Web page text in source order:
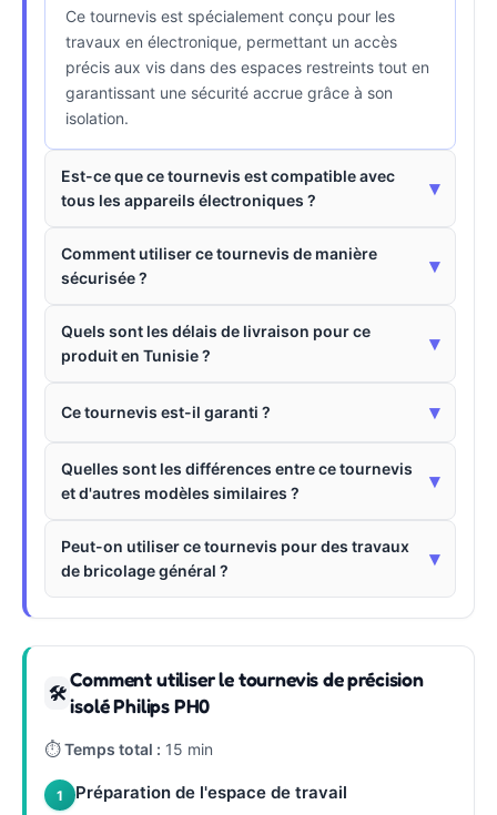
Ce tournevis est spécialement conçu pour les
travaux en électronique, permettant un accès
précis aux vis dans des espaces restreints tout en
garantissant une sécurité accrue grâce à son
isolation.
Est-ce que ce tournevis est compatible avec
tous les appareils électroniques ?
▾
Comment utiliser ce tournevis de manière
sécurisée ?
▾
Quels sont les délais de livraison pour ce
produit en Tunisie ?
▾
Ce tournevis est-il garanti ? ▾
Quelles sont les différences entre ce tournevis
et d'autres modèles similaires ?
▾
Peut-on utiliser ce tournevis pour des travaux
de bricolage général ?
▾
🛠
Comment utiliser le tournevis de précision
isolé Philips PH0
⏱Temps total : 15 min
1 Préparation de l'espace de travail